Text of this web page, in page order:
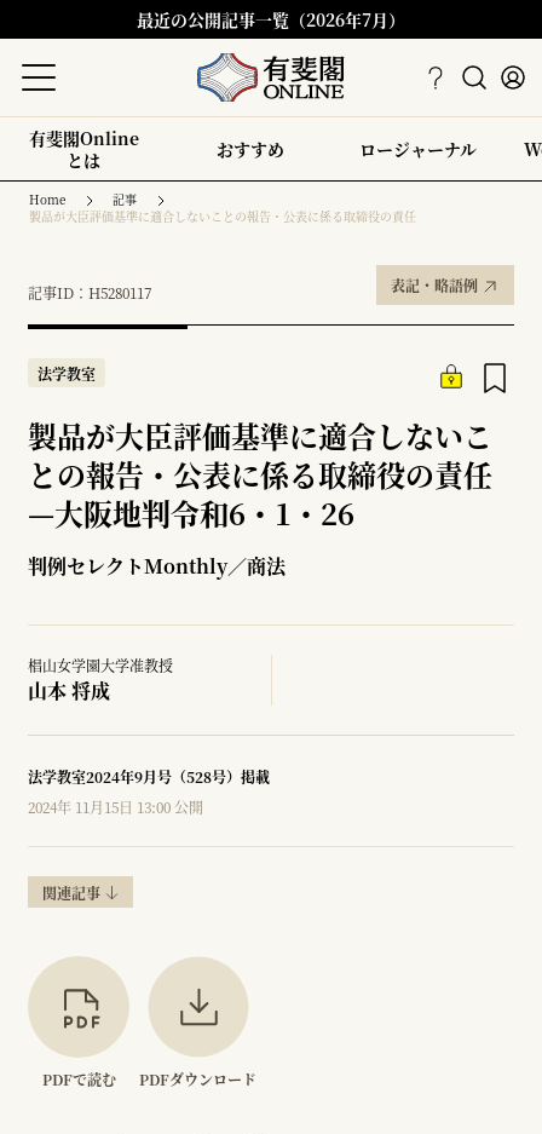
最近の公開記事一覧（2026年7月）
有斐閣Online
とは
おすすめ ロージャーナル
Home
記事
製品が大臣評価基準に適合しないことの報告・公表に係る取締役の責任
記事ID：H5280117 表記・略語例
法学教室
製品が大臣評価基準に適合しないこ
との報告・公表に係る取締役の責任
—大阪地判令和6・1・26
判例セレクトMonthly／商法
椙山女学園大学准教授
山本 将成
法学教室2024年9月号（528号）掲載
2024年 11月15日 13:00 公開
関連記事
PDFで読む PDFダウンロード